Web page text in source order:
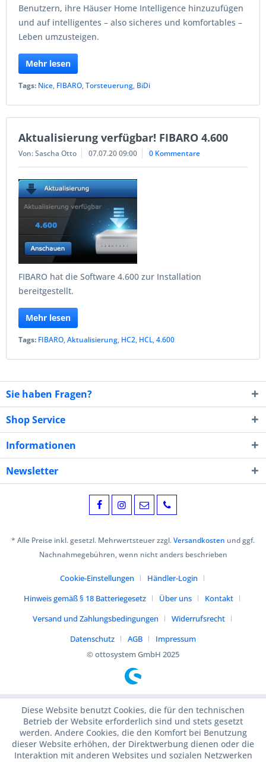
Benutzern, ihre Häuser Home Intelligence hinzuzufügen
und auf intelligentes – also sicheres und komfortables –
Leben umzusteigen.
Mehr lesen
Tags: Nice, FIBARO,Torsteuerung, BiDi
Aktualisierung verfügbar! FIBARO 4.600
Von: Sascha Otto 07.07.20 09:00 0 Kommentare
FIBARO hat die Software 4.600 zur Installation
bereitgestellt.
Mehr lesen
Tags: FIBARO,Aktualisierung, HC2, HCL,4.600
Sie haben Fragen?
Shop Service
Informationen
Newsletter
* Alle Preise inkl. gesetzl. Mehrwertsteuer zzgl.Versandkosten und ggf.
Nachnahmegebühren, wenn nicht anders beschrieben
Cookie-Einstellungen
Händler-Login
Hinweis gemäß § 18 Batteriegesetz
Über uns
Kontakt
Versand und Zahlungsbedingungen
Widerrufsrecht
Datenschutz
AGB
Impressum
© ottosystem GmbH 2025
Diese Website benutzt Cookies, die für den technischen
Betrieb der Website erforderlich sind und stets gesetzt
werden. Andere Cookies, die den Komfort bei Benutzung
dieser Website erhöhen, der Direktwerbung dienen oder die
Interaktion mit anderen Websites und sozialen Netzwerken